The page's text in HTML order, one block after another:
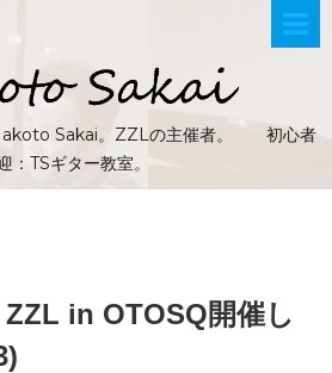
Sakai。ZZLの主催者。 初心者
：TSギター教室。
in OTOSQ開催し